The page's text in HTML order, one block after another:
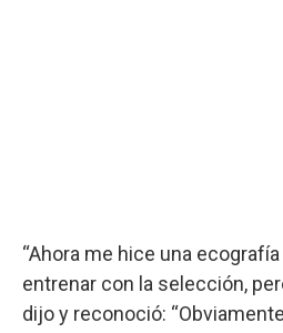
“Ahora me hice una
entrenar con la selección,
dijo y reconoció: